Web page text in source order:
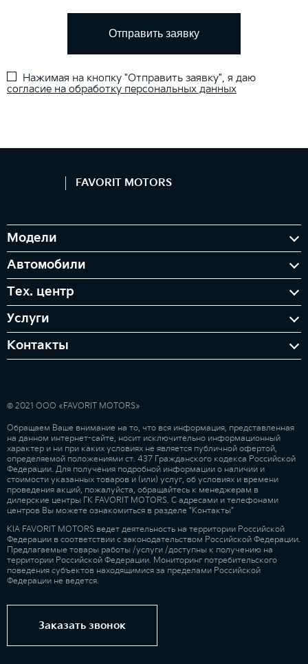
Отправить заявку
Нажимая на кнопку "Отправить заявку", я даю
согласие на обработку персональных данных
FAVORIT MOTORS
Модели
Автомобили
Тех. центр
Услуги
Контакты
© 2021 ООО «FAVORIT MOTORS»
Обращаем Ваше внимание на то, что вся информация, представленная
на данном интернет-сайте, носит исключительно информационный
характер и ни при каких условиях не является публичной офертой,
определяемой положениями ст. 437 Гражданского кодекса Российской
Федерации. Для получения подробной информации о наличии и
стоимости указанных товаров и (или) услуг, об условиях и времени
проведения акций, пожалуйста, обращайтесь к менеджерам в
дилерские центры ГК FAVORIT MOTORS. С адресами и телефонами
центров Вы можете ознакомиться в разделе "Контакты"
KIA FAVORIT MOTORS ведет деятельность на территории Российской
Федерации в соответствии с законодательством Российской Федерации.
Предлагаемые товары работы /услуги /доступны к получению на
территории Российской Федерации. Мониторинг потребительского
поведения субъектов находящимися за пределами Российской
Федерации не ведется.
Заказать звонок